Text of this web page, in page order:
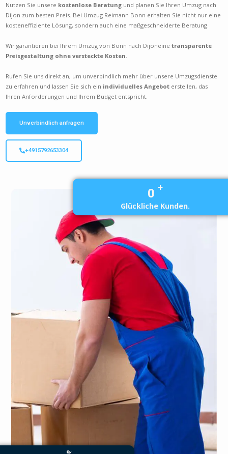
Nutzen Sie unsere kostenlose Beratung und planen Sie Ihren Umzug nach
Dijon zum besten Preis. Bei Umzug Reimann Bonn erhalten Sie nicht nur eine
kosteneffiziente Lösung, sondern auch eine maßgeschneiderte Beratung.
Wir garantieren bei Ihrem Umzug von Bonn nach Dijoneinetransparente
Preisgestaltung ohne versteckte Kosten
Rufen Sie uns direkt an, um unverbindlich mehr über unsere Umzugsdienste
zu erfahren und lassen Sie sich ein individuelles Angebot erstellen, das
Ihren Anforderungen und Ihrem Budget entspricht.
Unverbindlich anfragen
+4915792653304
0 +
Glückliche Kunden.